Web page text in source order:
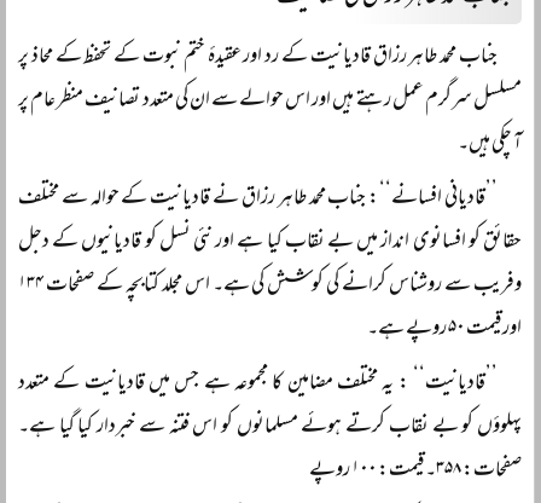
جناب محمد طاہر رزاق قادیانیت کے رد اور عقیدۂ ختم نبوت کے تحفظ کے محاذ پر
مسلسل سرگرم عمل رہتے ہیں اور اس حوالے سے ان کی متعدد تصانیف منظر عام پر
آ چکی ہیں۔
’’قادیانی افسانے‘‘: جناب محمد طاہر رزاق نے قادیانیت کے حوالہ سے مختلف
حقائق کو افسانوی انداز میں بے نقاب کیا ہے اور نئی نسل کو قادیانیوں کے دجل
وفریب سے روشناس کرانے کی کوشش کی ہے۔ اس مجلد کتابچہ کے صفحات ۱۳۴
اور قیمت ۵۰ روپے ہے۔
’’قادیانیت‘‘ : یہ مختلف مضامین کا مجموعہ ہے جس میں قادیانیت کے متعدد
پہلوؤں کو بے نقاب کرتے ہوئے مسلمانوں کو اس فتنہ سے خبردار کیا گیا ہے۔
صفحات: ۳۵۸۔ قیمت: ۱۰۰ روپے